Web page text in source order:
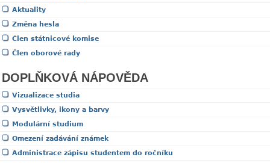
Aktuality
Změna hesla
Člen státnicové komise
Člen oborové rady
DOPLŇKOVÁ NÁPOVĚDA
Vizualizace studia
Vysvětlivky, ikony a barvy
Modulární studium
Omezení zadávání známek
Administrace zápisu studentem do ročníku